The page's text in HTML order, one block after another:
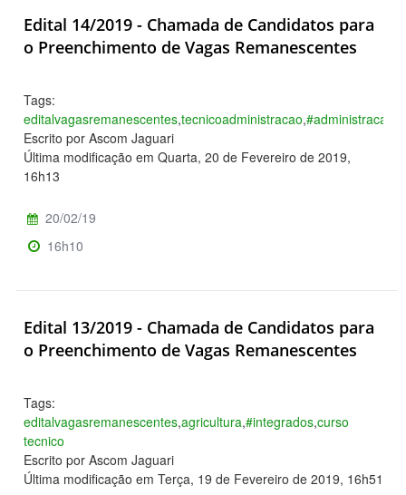
Edital 14/2019 - Chamada de Candidatos para
o Preenchimento de Vagas Remanescentes
Tags:
editalvagasremanescentes,tecnicoadministracao,#administracao
Escrito por Ascom Jaguari
Última modificação em Quarta, 20 de Fevereiro de 2019,
16h13
20/02/19
16h10
Edital 13/2019 - Chamada de Candidatos para
o Preenchimento de Vagas Remanescentes
Tags:
editalvagasremanescentes,agricultura,#integrados,curso
tecnico
Escrito por Ascom Jaguari
Última modificação em Terça, 19 de Fevereiro de 2019, 16h51